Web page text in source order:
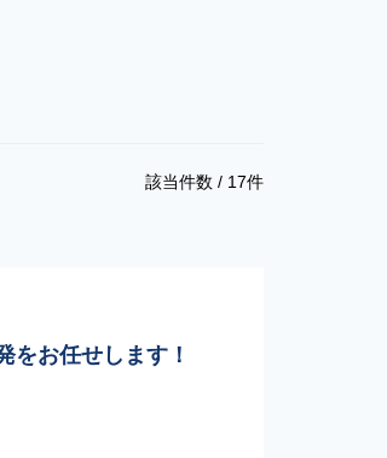
該当件数 / 17件
をお任せします！